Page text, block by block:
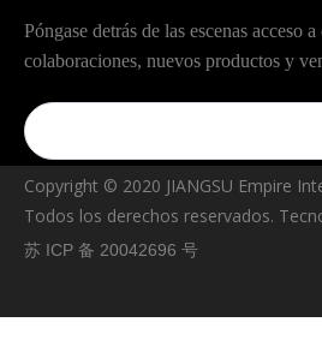
Póngase detrás de las escenas acceso a
colaboraciones, nuevos productos y
Copyright © ️2020 JIANGSU Empire
Todos los derechos reservados.
苏 ICP 备 20042696 号